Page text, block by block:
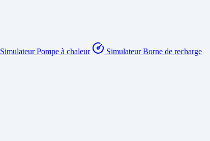
Simulateur Pompe à chaleur
Simulateur Borne de recharge